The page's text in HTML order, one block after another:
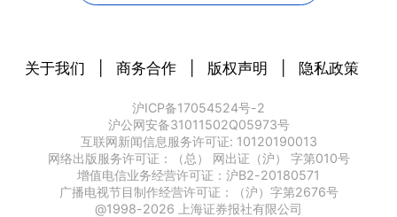
关于我们 商务合作 版权声明 隐私政策
沪ICP备17054524号-2
沪公网安备31011502Q05973号
互联网新闻信息服务许可证: 10120190013
网络出版服务许可证：（总） 网出证（沪） 字第010号
增值电信业务经营许可证：沪B2-20180571
广播电视节目制作经营许可证：（沪）字第2676号
@1998-2026 上海证券报社有限公司